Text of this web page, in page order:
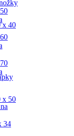
34
x 40
x 50